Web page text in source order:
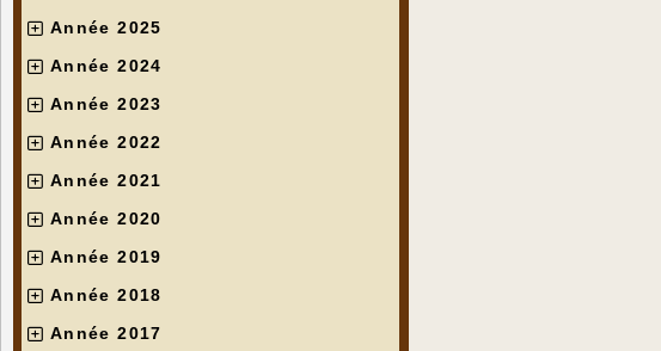
Année 2025
Année 2024
Année 2023
Année 2022
Année 2021
Année 2020
Année 2019
Année 2018
Année 2017